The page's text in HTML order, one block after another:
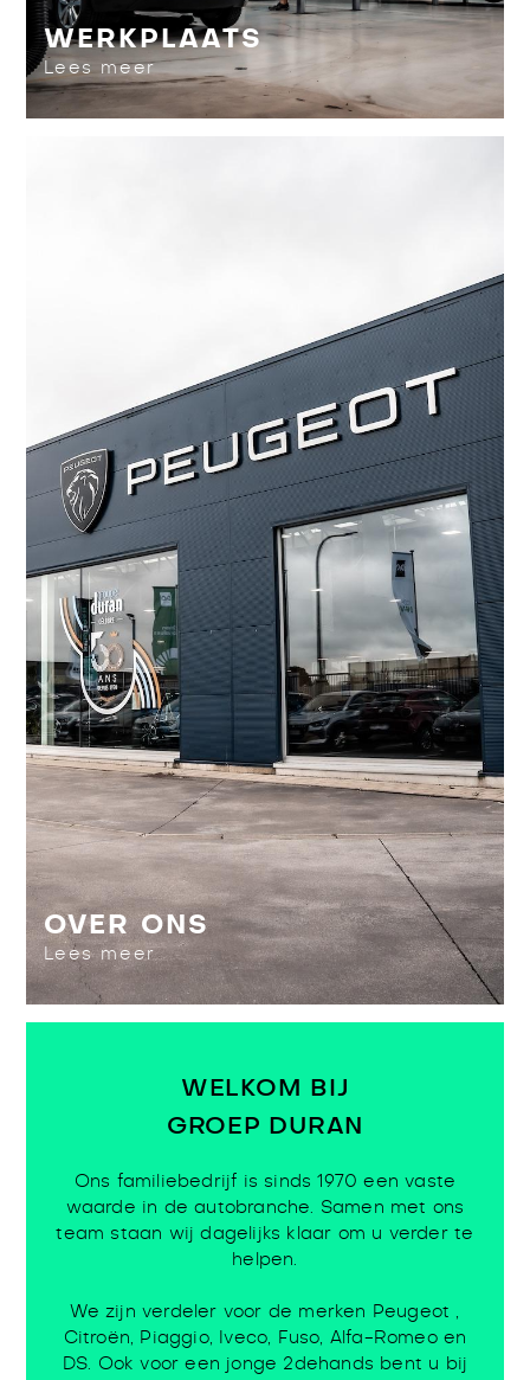
WERKPLAATS
Lees meer
OVER ONS
Lees meer
OVER ONS
WELKOM BIJ
GROEP DURAN
Ons familiebedrijf is sinds 1970 een vaste
waarde in de autobranche. Samen met ons
team staan wij dagelijks klaar om u verder te
helpen.
We zijn verdeler voor de merken Peugeot ,
Citroën, Piaggio, Iveco, Fuso, Alfa-Romeo en
DS. Ook voor een jonge 2dehands bent u bij